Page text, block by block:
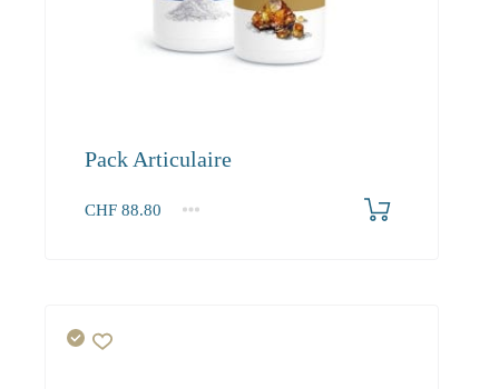
Pack Articulaire
CHF 88.80
1+